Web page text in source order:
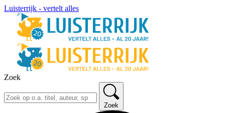
Luisterrijk - vertelt alles
Zoek
Zoek